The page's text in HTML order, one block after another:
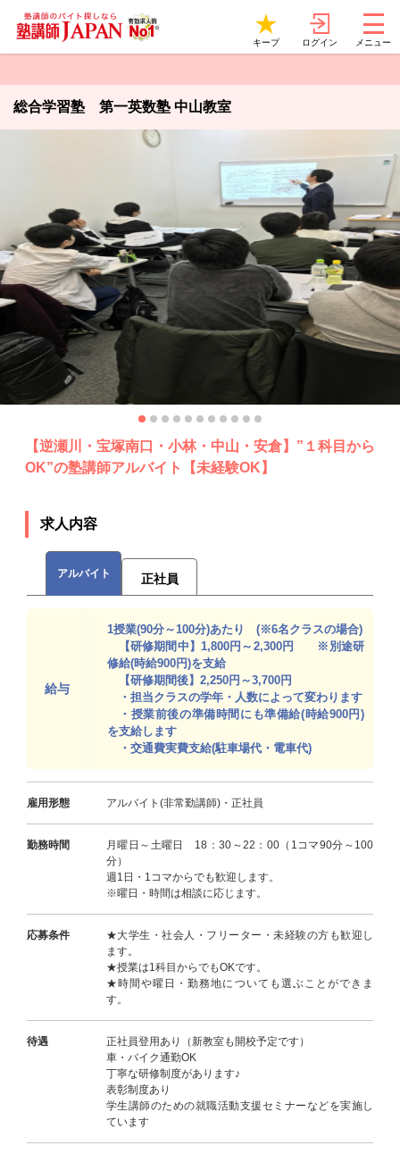
キープ ログイン メニュー
総合学習塾 第一英数塾 中山教室
【逆瀬川・宝塚南口・小林・中山・安倉】”１科目から
OK”の塾講師アルバイト【未経験OK】
求人内容
アルバイト 正社員
給与
1授業(90分～100分)あたり (※6名クラスの場合)
【研修期間中】1,800円～2,300円 ※別途研
修給(時給900円)を支給
【研修期間後】2,250円～3,700円
・担当クラスの学年・人数によって変わります
・授業前後の準備時間にも準備給(時給900円)
を支給します
・交通費実費支給(駐車場代・電車代)
雇用形態 アルバイト(非常勤講師)・正社員
勤務時間
月曜日～土曜日 18：30～22：00（1コマ90分～100
分）
週1日・1コマからでも歓迎します。
※曜日・時間は相談に応じます。
応募条件
★大学生・社会人・フリーター・未経験の方も歓迎し
ます。
★授業は1科目からでもOKです。
★時間や曜日・勤務地についても選ぶことができま
す。
待遇
正社員登用あり（新教室も開校予定です）
車・バイク通勤OK
丁寧な研修制度があります♪
表彰制度あり
学生講師のための就職活動支援セミナーなどを実施し
ています